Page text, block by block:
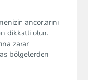
ancorlarını
dikkatli olun.
zarar
bölgelerden